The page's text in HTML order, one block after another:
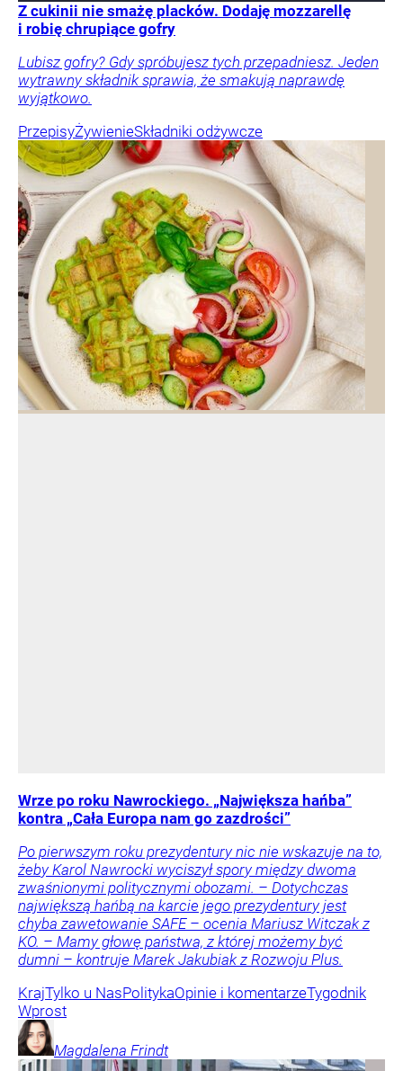
Z cukinii nie smażę placków. Dodaję mozzarellę
i robię chrupiące gofry
Lubisz gofry? Gdy spróbujesz tych przepadniesz. Jeden
wytrawny składnik sprawia, że smakują naprawdę
wyjątkowo.
PrzepisyŻywienieSkładniki odżywcze
Wrze po roku Nawrockiego. „Największa hańba”
kontra „Cała Europa nam go zazdrości”
Po pierwszym roku prezydentury nic nie wskazuje na to,
żeby Karol Nawrocki wyciszył spory między dwoma
zwaśnionymi politycznymi obozami. – Dotychczas
największą hańbą na karcie jego prezydentury jest
chyba zawetowanie SAFE – ocenia Mariusz Witczak z
KO. – Mamy głowę państwa, z której możemy być
dumni – kontruje Marek Jakubiak z Rozwoju Plus.
KrajTylko u NasPolitykaOpinie i komentarzeTygodnik
Wprost
Magdalena Frindt